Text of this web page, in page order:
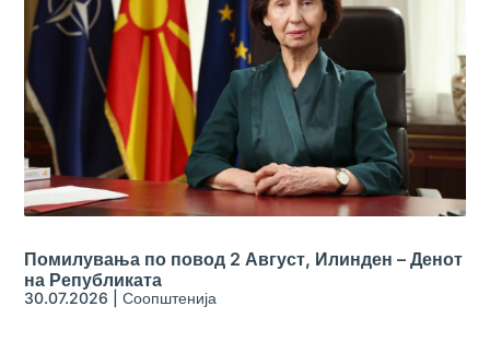
Помилувања по повод 2 Август, Илинден – Денот
на Републиката
30.07.2026 |Соопштенија